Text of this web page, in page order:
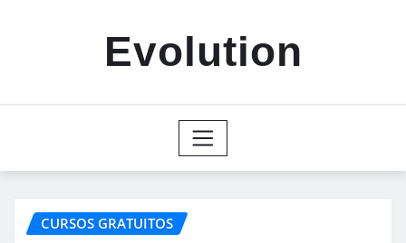
Evolution
CURSOS GRATUITOS